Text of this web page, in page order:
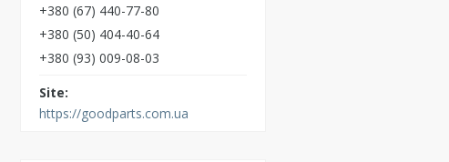
+380 (67) 440-77-80
+380 (50) 404-40-64
+380 (93) 009-08-03
https://goodparts.com.ua